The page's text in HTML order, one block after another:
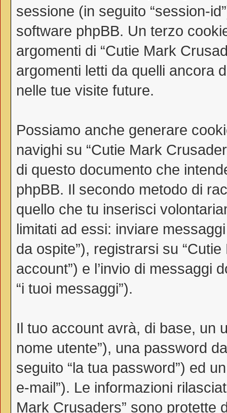
sessione (in seguito “session-
software phpBB. Un terzo
argomenti di “Cutie Mark
argomenti letti da quelli ancora
nelle tue visite future.
Possiamo anche generare
navighi su “Cutie Mark
di questo documento che
phpBB. Il secondo metodo di
quello che tu inserisci
limitati ad essi: inviare
da ospite”), registrarsi su
account”) e l’invio di messaggi
“i tuoi messaggi”).
Il tuo account avrà, di base, un
nome utente”), una password
seguito “la tua password”) ed
e-mail”). Le informazioni
Mark Crusaders” sono protette